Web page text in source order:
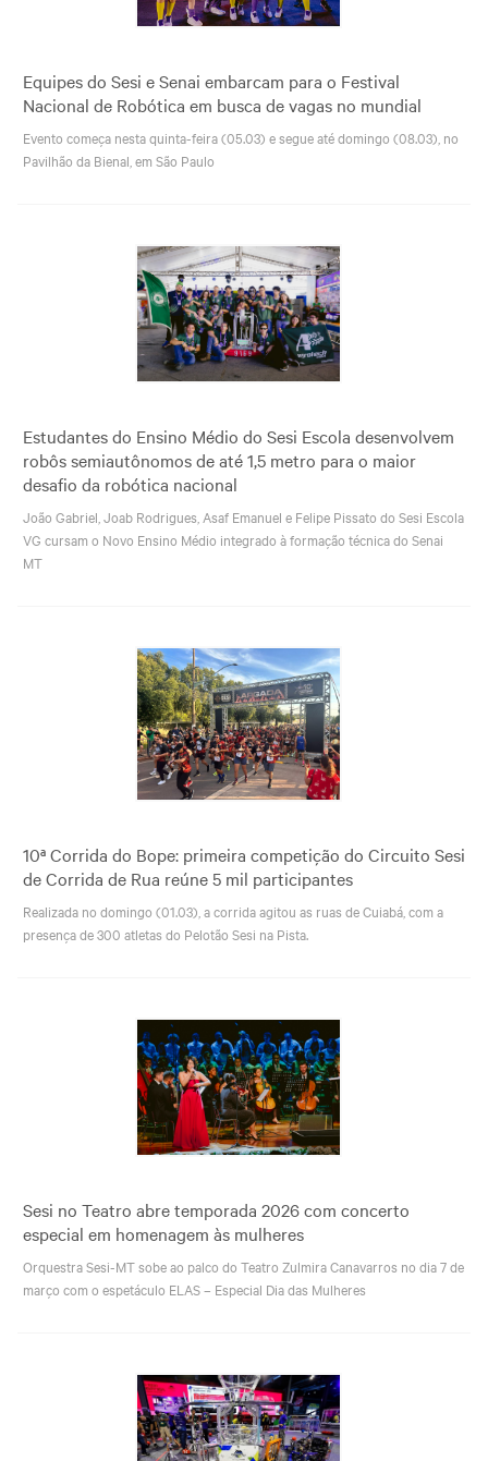
Equipes do Sesi e Senai embarcam para o Festival
Nacional de Robótica em busca de vagas no mundial
Evento começa nesta quinta-feira (05.03) e segue até domingo (08.03), no
Pavilhão da Bienal, em São Paulo
Estudantes do Ensino Médio do Sesi Escola desenvolvem
robôs semiautônomos de até 1,5 metro para o maior
desafio da robótica nacional
João Gabriel, Joab Rodrigues, Asaf Emanuel e Felipe Pissato do Sesi Escola
VG cursam o Novo Ensino Médio integrado à formação técnica do Senai
MT
10ª Corrida do Bope: primeira competição do Circuito Sesi
de Corrida de Rua reúne 5 mil participantes
Realizada no domingo (01.03), a corrida agitou as ruas de Cuiabá, com a
presença de 300 atletas do Pelotão Sesi na Pista.
Sesi no Teatro abre temporada 2026 com concerto
especial em homenagem às mulheres
Orquestra Sesi-MT sobe ao palco do Teatro Zulmira Canavarros no dia 7 de
março com o espetáculo ELAS – Especial Dia das Mulheres